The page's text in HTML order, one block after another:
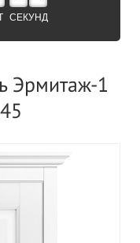
СЕКУНД
Эрмитаж-1